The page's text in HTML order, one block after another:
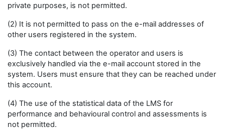
private purposes, is not permitted.
(2) It is not permitted to pass on the e-mail addresses of
other users registered in the system.
(3) The contact between the operator and users is
exclusively handled via the e-mail account stored in the
system. Users must ensure that they can be reached under
this account.
(4) The use of the statistical data of the LMS for
performance and behavioural control and assessments is
not permitted.